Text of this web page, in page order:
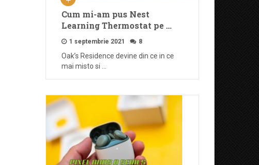
Cum mi-am pus Nest
Learning Thermostat pe …
1 septembrie 2021 8
Oak’s Residence devine din ce in ce
mai misto si …